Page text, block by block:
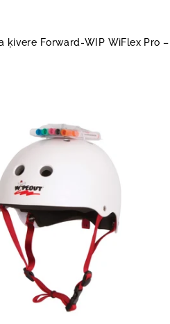
ķivere Forward-WIP WiFlex Pro –